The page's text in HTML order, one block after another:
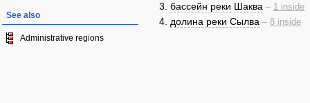
See also
Administrative regions
бассейн реки Шаква – 1 inside
долина реки Сылва – 8 inside